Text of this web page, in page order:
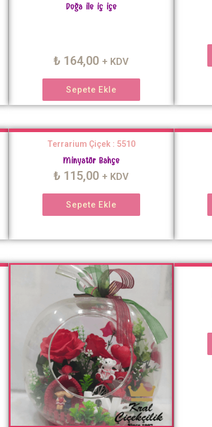
Doğa ile iç içe
₺ 164,00 + KDV
Sepete Ekle
Terrarium Çiçek : 5510
Minyatür Bahçe
₺ 115,00 + KDV
Sepete Ekle